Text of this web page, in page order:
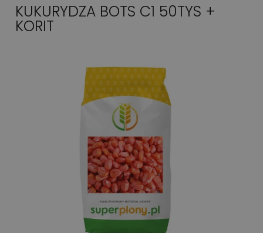
KUKURYDZA BOTS C1 50TYS +
KORIT